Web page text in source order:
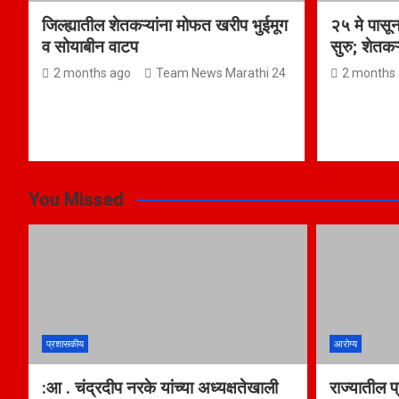
जिल्ह्यातील शेतकऱ्यांना मोफत खरीप भुईमूग
व सोयाबीन वाटप
2 months ago Team News Marathi 24
२५ मे
सुरु;
2 months
You Missed
प्रशासकीय
:आ . चंद्रदीप नरके यांच्या अध्यक्षतेखाली
आरोग्य
राज्यातील